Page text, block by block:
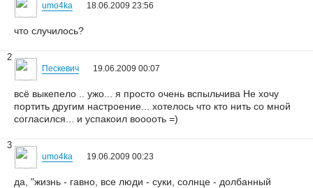
umo4ka 18.06.2009 23:56
что случилось?
2
Пескевич 19.06.2009 00:07
всё выкепело .. ужо... я просто очень вспыльчива Не хочу
портить другим настроение... хотелось что кто нить со мной
согласился... и успакоил вооооть =)
3
umo4ka 19.06.2009 00:23
да, "жизнь - гавно, все люди - суки, солнце - долбанный